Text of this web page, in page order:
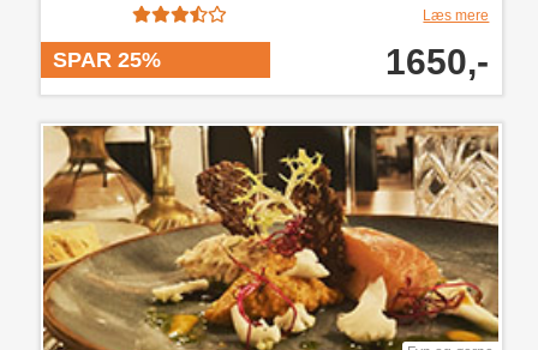
Læs mere
SPAR 25% 1650,-